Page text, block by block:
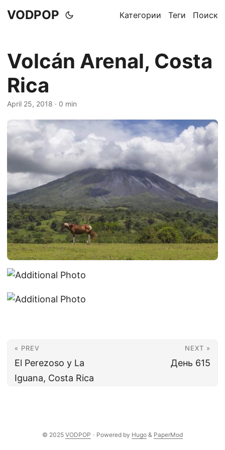
VODPOP Категории Теги Поиск
Volcán Arenal, Costa
Rica
April 25, 2018 · 0 min
« PREV
El Perezoso y La
Iguana, Costa Rica
NEXT »
День 615
© 2025 VODPOP · Powered by Hugo & PaperMod